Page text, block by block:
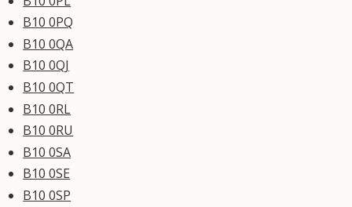
B10 0PQ
B10 0QA
B10 0QJ
B10 0QT
B10 0RL
B10 0RU
B10 0SA
B10 0SE
B10 0SP